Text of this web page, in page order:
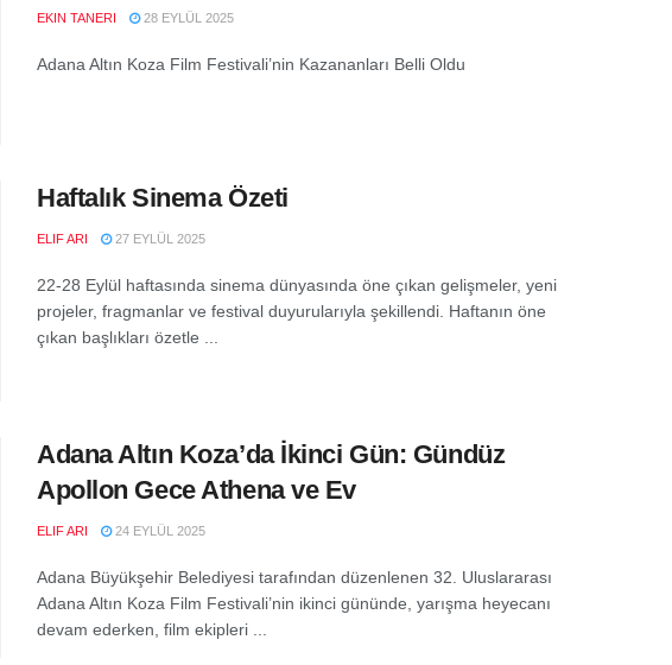
EKIN TANERI 28 EYLÜL 2025
Adana Altın Koza Film Festivali’nin Kazananları Belli Oldu
Haftalık Sinema Özeti
ELIF ARI 27 EYLÜL 2025
22-28 Eylül haftasında sinema dünyasında öne çıkan gelişmeler, yeni
projeler, fragmanlar ve festival duyurularıyla şekillendi. Haftanın öne
çıkan başlıkları özetle ...
Adana Altın Koza’da İkinci Gün: Gündüz
Apollon Gece Athena ve Ev
ELIF ARI 24 EYLÜL 2025
Adana Büyükşehir Belediyesi tarafından düzenlenen 32. Uluslararası
Adana Altın Koza Film Festivali’nin ikinci gününde, yarışma heyecanı
devam ederken, film ekipleri ...